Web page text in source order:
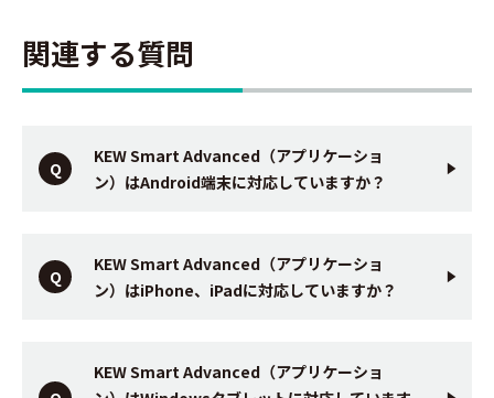
関連する質問
KEW Smart Advanced（アプリケーショ
ン）はAndroid端末に対応していますか？
KEW Smart Advanced（アプリケーショ
ン）はiPhone、iPadに対応していますか？
KEW Smart Advanced（アプリケーショ